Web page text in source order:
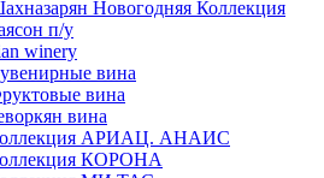
Новогодняя Коллекция
п/у
winery
вина
вина
вина
АРИАЦ. АНАИС
КОРОНА